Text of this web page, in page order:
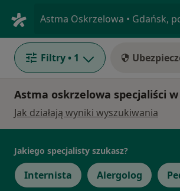
Filtry • 1
Astma oskrzelowa specjaliści
Jak działają wyniki wyszukiwania
Jakiego specjalisty szukasz?
Internista Alergolog